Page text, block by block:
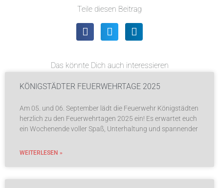
Teile diesen Beitrag
Das könnte Dich auch interessieren
KÖNIGSTÄDTER FEUERWEHRTAGE 2025
Am 05. und 06. September lädt die Feuerwehr Königstädten
herzlich zu den Feuerwehrtagen 2025 ein! Es erwartet euch
ein Wochenende voller Spaß, Unterhaltung und spannender
WEITERLESEN »